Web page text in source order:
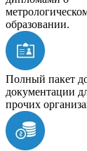
образовании.
Полный пакет
документации
прочих